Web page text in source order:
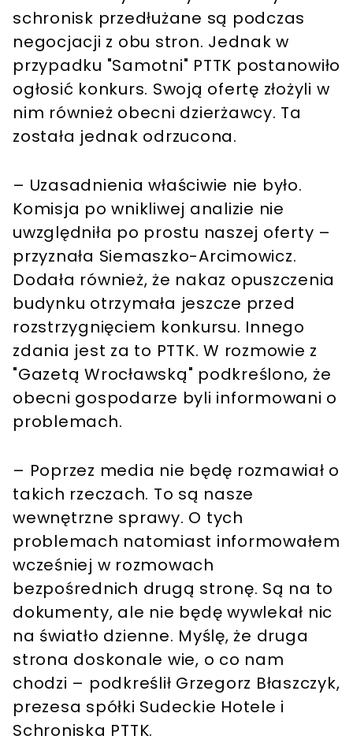
schronisk przedłużane są podczas
negocjacji z obu stron. Jednak w
przypadku "Samotni" PTTK postanowiło
ogłosić konkurs. Swoją ofertę złożyli w
nim również obecni dzierżawcy. Ta
została jednak odrzucona.
– Uzasadnienia właściwie nie było.
Komisja po wnikliwej analizie nie
uwzględniła po prostu naszej oferty –
przyznała Siemaszko-Arcimowicz.
Dodała również, że nakaz opuszczenia
budynku otrzymała jeszcze przed
rozstrzygnięciem konkursu. Innego
zdania jest za to PTTK. W rozmowie z
"Gazetą Wrocławską" podkreślono, że
obecni gospodarze byli informowani o
problemach.
– Poprzez media nie będę rozmawiał o
takich rzeczach. To są nasze
wewnętrzne sprawy. O tych
problemach natomiast informowałem
wcześniej w rozmowach
bezpośrednich drugą stronę. Są na to
dokumenty, ale nie będę wywlekał nic
na światło dzienne. Myślę, że druga
strona doskonale wie, o co nam
chodzi – podkreślił Grzegorz Błaszczyk,
prezesa spółki Sudeckie Hotele i
Schroniska PTTK.